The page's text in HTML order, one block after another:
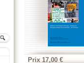
Prix 17,00 €